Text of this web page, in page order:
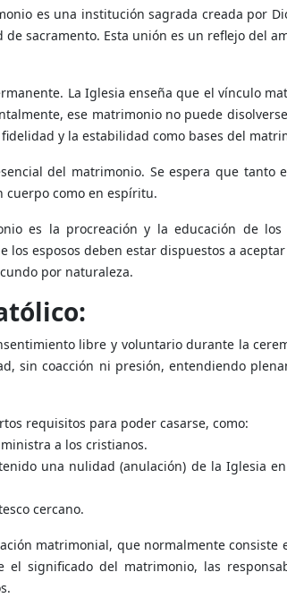
es una institución sagrada creada por
sacramento. Esta unión es un reflejo del
La Iglesia enseña que el vínculo
ese matrimonio no puede
y la estabilidad como bases del
del matrimonio. Se espera que tanto
cuerpo como en espíritu.
es la procreación y la educación de los
esposos deben estar dispuestos a
por naturaleza.
libre y voluntario durante la
sin coacción ni presión, entendiendo
requisitos para poder casarse, como:
a los cristianos.
una nulidad (anulación) de la Iglesia
cercano.
matrimonial, que normalmente consiste
significado del matrimonio, las